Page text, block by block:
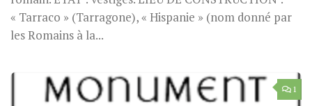
« Tarraco » (Tarragone), « Hispanie » (nom donné par
les Romains à la...
1